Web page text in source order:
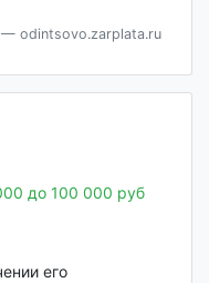
— odintsovo.zarplata.ru
до 100 000 руб
его